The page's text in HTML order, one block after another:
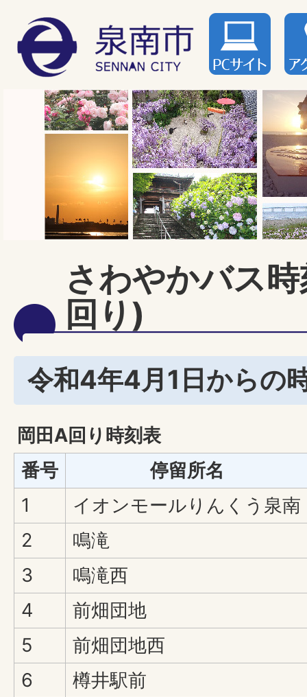
さわやかバス
回り)
令和4年4月1日からの
岡田A回り時刻表
番号
停留所名
1
イオンモールりんくう泉南
2
鳴滝
3
鳴滝西
4
前畑団地
5
前畑団地西
6
樽井駅前